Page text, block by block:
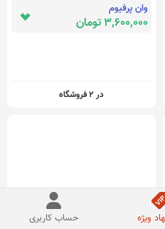
وان پرفیوم
3,600,000 تومان
در 2 فروشگاه
ویژه حساب کاربری